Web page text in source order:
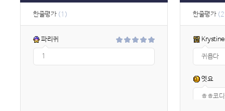
한줄평가 (1)
파리귀
1
한줄평가
Krystine
귀욥다
엣요
ㅎㅎ코